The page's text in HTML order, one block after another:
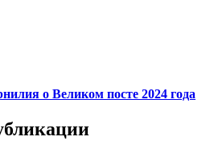
о Великом посте 2024 года